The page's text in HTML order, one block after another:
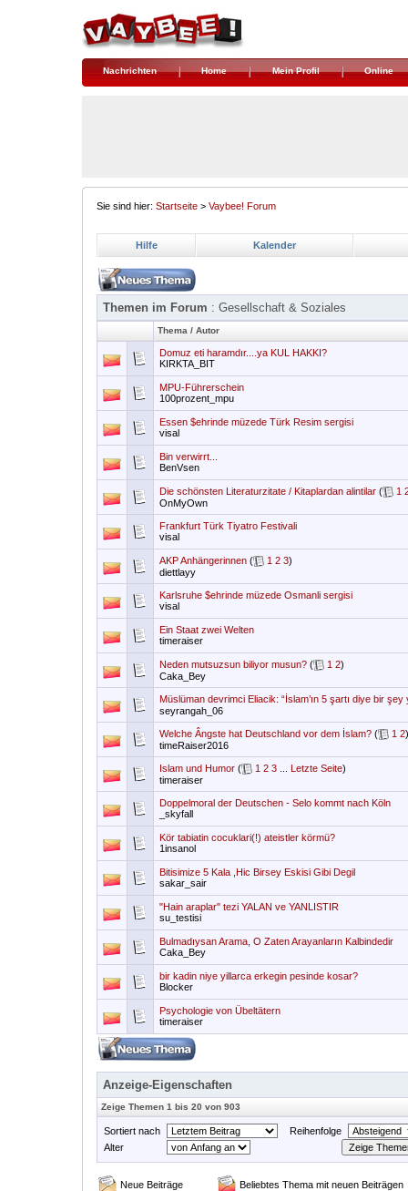
Nachrichten Home Mein Profil Online
Sie sind hier: Startseite > Vaybee! Forum
Hilfe Kalender
Themen im Forum : Gesellschaft & Soziales
Thema / Autor
Domuz eti haramdır....ya KUL HAKKI?
KIRKTA_BIT
MPU-Führerschein
100prozent_mpu
Essen $ehrinde müzede Türk Resim sergisi
visal
Bin verwirrt...
BenVsen
Die schönsten Literaturzitate / Kitaplardan alintilar ( 1
OnMyOwn
Frankfurt Türk Tiyatro Festivali
visal
AKP Anhängerinnen ( 1 2 3)
diettlayy
Karlsruhe $ehrinde müzede Osmanli sergisi
visal
Ein Staat zwei Welten
timeraiser
Neden mutsuzsun biliyor musun? ( 1 2)
Caka_Bey
Müslüman devrimci Eliacik: “İslam’ın 5 şartı diye bir şey
seyrangah_06
Welche Ângste hat Deutschland vor dem İslam? ( 1 2)
timeRaiser2016
Islam und Humor ( 1 2 3 Letzte Seite)
timeraiser
Doppelmoral der Deutschen - Selo kommt nach Köln
_skyfall
Kör tabiatin cocuklari(!) ateistler körmü?
1insanol
Bitisimize 5 Kala ,Hic Birsey Eskisi Gibi Degil
sakar_sair
"Hain araplar" tezi YALAN ve YANLISTIR
su_testisi
Bulmadıysan Arama, O Zaten Arayanların Kalbindedir
Caka_Bey
bir kadin niye yillarca erkegin pesinde kosar?
Blocker
Psychologie von Übeltätern
timeraiser
Anzeige-Eigenschaften
Zeige Themen 1 bis 20 von 903
Sortiert nach
Reihenfolge
Alter
Neue Beiträge
Beliebtes Thema mit neuen Beiträgen